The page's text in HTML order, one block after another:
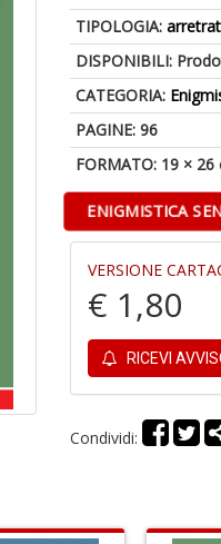
TIPOLOGIA:
DISPONIBILI:
CATEGORIA:
PAGINE: 96
FORMATO: 19 × 26
ENIGMISTICA
VERSIONE
€ 1,80
RICEVI
Condividi: